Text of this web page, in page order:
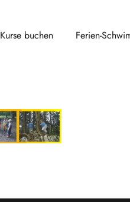
Kurse buchen Ferien-